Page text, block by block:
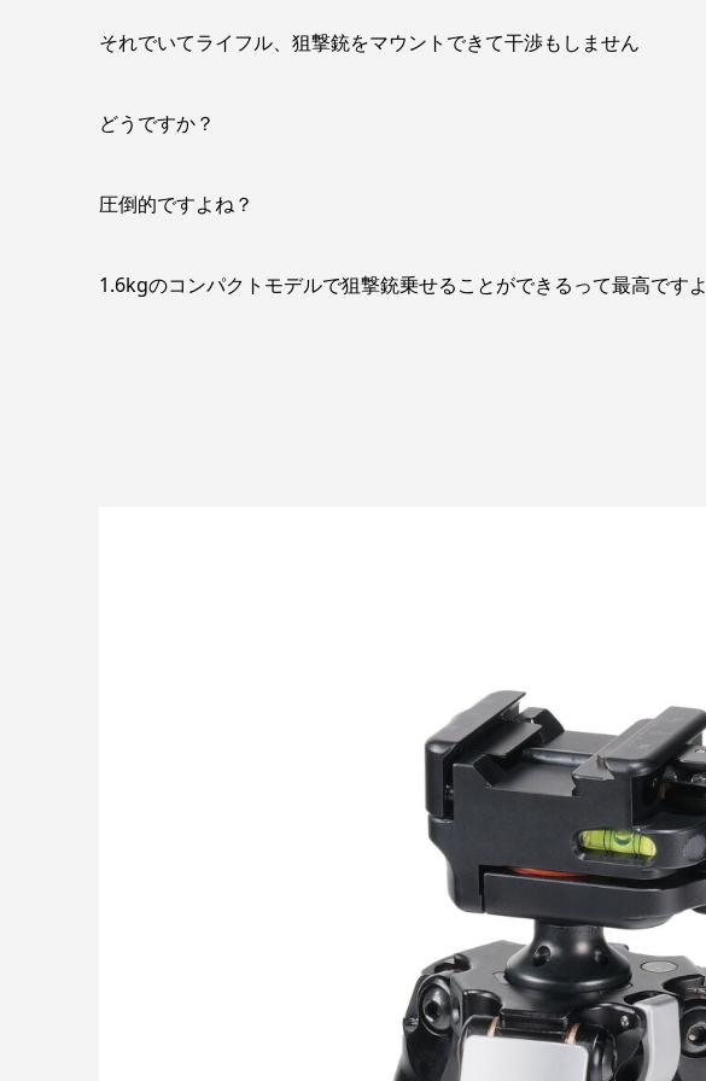
それでいてライフル、狙撃銃をマウントできて干渉もしません
どうですか？
圧倒的ですよね？
1.6kgのコンパクトモデルで狙撃銃乗せることができるって最高ですよ